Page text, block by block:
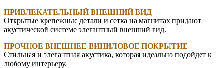
ПРИВЛЕКАТЕЛЬНЫЙ ВНЕШНИЙ ВИД
Открытые крепежные детали и сетка на магнитах придают
акустической системе элегантный внешний вид.
ПРОЧНОЕ ВНЕШНЕЕ ВИНИЛОВОЕ ПОКРЫТИЕ
Стильная и элегантная акустика, которая идеально подойдет к
любому интерьеру.